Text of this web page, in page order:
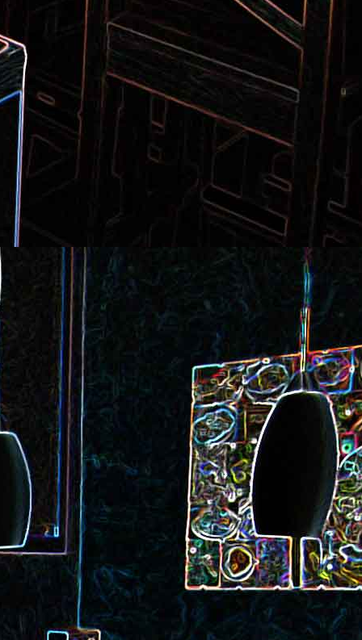
de Salade de thon aux câpres et
aux deux olives
et aux Cookie géant aux pépites de
chocolat et au miel
Noix de cajou caramélisées
au sésame